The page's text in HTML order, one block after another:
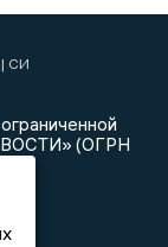
| СИ
(ОГРН